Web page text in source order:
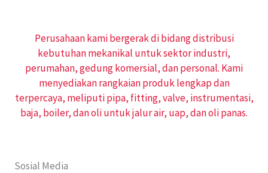
Perusahaan kami bergerak di bidang distribusi
kebutuhan mekanikal untuk sektor industri,
perumahan, gedung komersial, dan personal. Kami
menyediakan rangkaian produk lengkap dan
terpercaya, meliputi pipa, fitting, valve, instrumentasi,
baja, boiler, dan oli untuk jalur air, uap, dan oli panas.
Sosial Media